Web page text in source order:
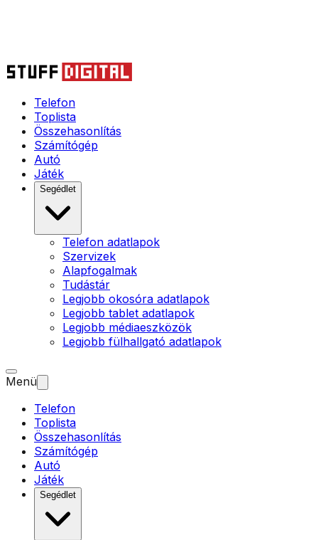
Telefon
Toplista
Összehasonlítás
Számítógép
Autó
Játék
Segédlet
Telefon adatlapok
Szervizek
Alapfogalmak
Tudástár
Legjobb okosóra adatlapok
Legjobb tablet adatlapok
Legjobb médiaeszközök
Legjobb fülhallgató adatlapok
Menü
Telefon
Toplista
Összehasonlítás
Számítógép
Autó
Játék
Segédlet